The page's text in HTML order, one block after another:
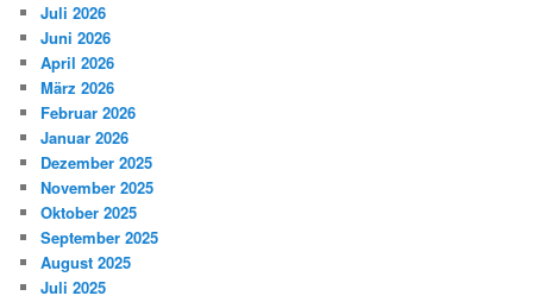
Juli 2026
Juni 2026
April 2026
März 2026
Februar 2026
Januar 2026
Dezember 2025
November 2025
Oktober 2025
September 2025
August 2025
Juli 2025